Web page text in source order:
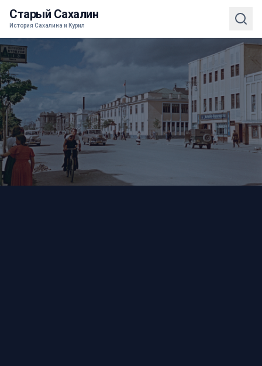
Старый Сахалин
История Сахалина и Курил